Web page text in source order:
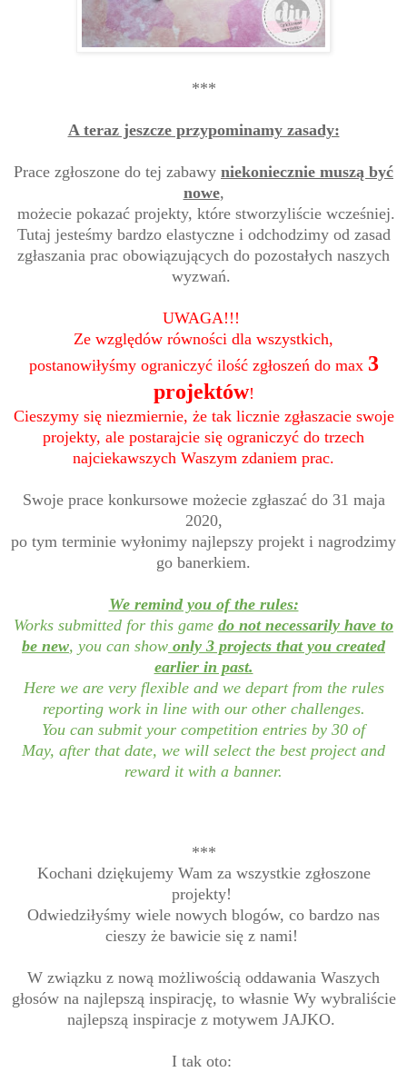
***
A teraz jeszcze przypominamy zasady:
Prace zgłoszone do tej zabawy niekoniecznie muszą być
nowe,
możecie pokazać projekty, które stworzyliście wcześniej.
Tutaj jesteśmy bardzo elastyczne i odchodzimy od zasad
zgłaszania prac obowiązujących do pozostałych naszych
wyzwań.
UWAGA!!!
Ze względów równości dla wszystkich,
postanowiłyśmy ograniczyć ilość zgłoszeń do max 3
projektów!
Cieszymy się niezmiernie, że tak licznie zgłaszacie swoje
projekty, ale postarajcie się ograniczyć do trzech
najciekawszych Waszym zdaniem prac.
Swoje prace konkursowe możecie zgłaszać do 31 maja
2020,
po tym terminie wyłonimy najlepszy projekt i nagrodzimy
go banerkiem.
We remind you of the rules:
Works submitted for this game do not necessarily have to
be new, you can show only 3 projects that you created
earlier in past.
Here we are very flexible and we depart from the rules
reporting work in line with our other challenges.
You can submit your competition entries by 30 of
May, after that date, we will select the best project and
reward it with a banner.
***
Kochani dziękujemy Wam za wszystkie zgłoszone
projekty!
Odwiedziłyśmy wiele nowych blogów, co bardzo nas
cieszy że bawicie się z nami!
W związku z nową możliwością oddawania Waszych
głosów na najlepszą inspirację, to własnie Wy wybraliście
najlepszą inspiracje z motywem JAJKO.
I tak oto: